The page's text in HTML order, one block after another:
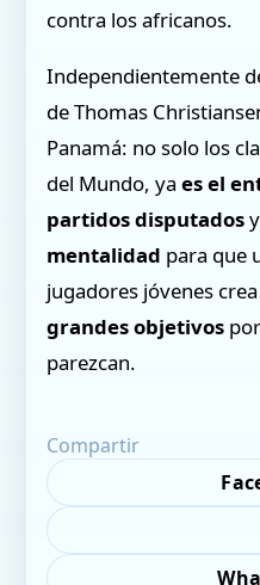
contra los africanos.
Independientemente
de Thomas
Panamá: no solo los
del Mundo, yaes el
partidos disputados
mentalidad para que
jugadores jóvenes
grandes objetivos
parezcan.
Compartir